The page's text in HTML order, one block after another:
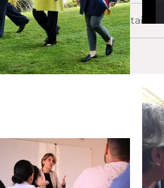
Rédigez un commentaire...